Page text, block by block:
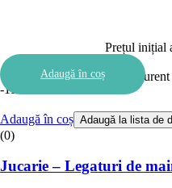
Prețul inițial
Prețul curent
Adaugă în coș
-11%
Adaugă în coș Adaugă la lista de
(0)
Jucarie – Legaturi de